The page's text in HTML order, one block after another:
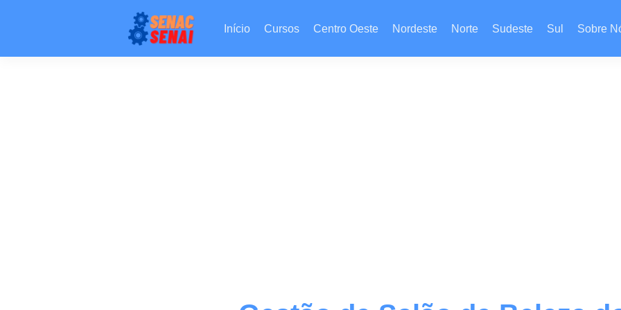
Início Cursos Centro Oeste Nordeste Norte Sudeste Sul Sobre